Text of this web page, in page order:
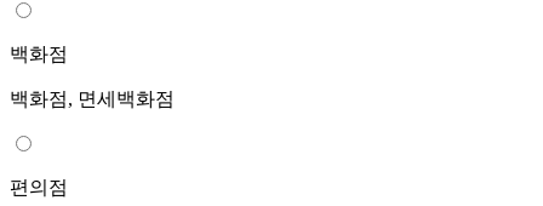
백화점
백화점, 면세백화점
편의점